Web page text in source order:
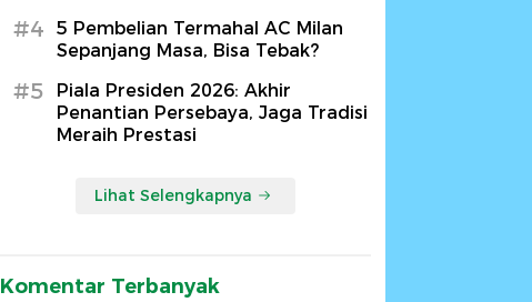
#4
5 Pembelian Termahal AC Milan
Sepanjang Masa, Bisa Tebak?
#5
Piala Presiden 2026: Akhir
Penantian Persebaya, Jaga Tradisi
Meraih Prestasi
Lihat Selengkapnya
Komentar Terbanyak